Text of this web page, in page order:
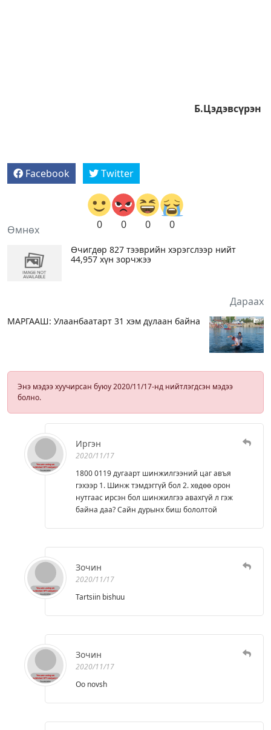
Б.Цэдэвсүрэн
Facebook Twitter
0 0 0 0
Өмнөх
Өчигдөр 827 тээврийн хэрэгслээр нийт
44,957 хүн зорчжээ
Дараах
МАРГААШ: Улаанбаатарт 31 хэм дулаан байна
Энэ мэдээ хуучирсан буюу 2020/11/17-нд нийтлэгдсэн мэдээ
болно.
Иргэн
2020/11/17
1800 0119 дугаарт шинжилгээний цаг авъя
гэхээр 1. Шинж тэмдэггүй бол 2. хөдөө орон
нутгаас ирсэн бол шинжилгээ авахгүй л гэж
байна даа? Сайн дурынх биш бололтой
Зочин
2020/11/17
Tartsiin bishuu
Зочин
2020/11/17
Oo novsh